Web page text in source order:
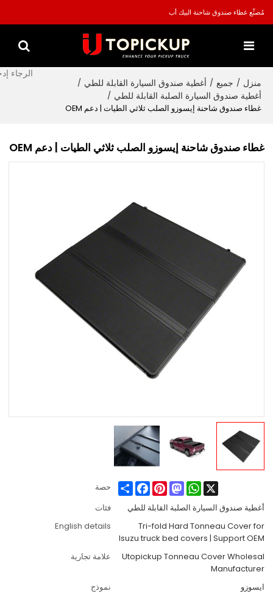
مُصنِّع غطاء صندوق شاحنة البيك أب
منزل / جميع / أغطية صندوق السيارة القابلة للطي /
أغطية صندوق السيارة الصلبة القابلة للطي /
غطاء صندوق شاحنة إيسوزو الصلب ثلاثي الطيات | دعم OEM
غطاء صندوق شاحنة إيسوزو الصلب ثلاثي الطيات | دعم OEM
حصةShare
FacebookPinterest
Mastodon
WhatsApp
X
فئات
أغطية صندوق السيارة الصلبة القابلة للطي
English details
Tri-fold Hard Tonneau Cover for
Isuzu truck bed covers | Support OEM
علامة تجارية
Utopickup Tonneau Cover Wholesal
Manufacturer
نموذج
ايسوزو